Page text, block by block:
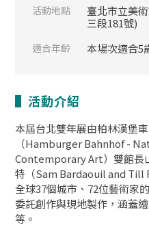
活動地點
臺北市立美
三段181號)
適合年齡 本場次適合5
▌活動介紹
本屆台北雙年展由柏林漢堡
（Hamburger Bahnhof -
Contemporary Art）雙館長
特（Sam Bardaouil and Till
全球37個城市、72位藝術家
委託創作與現地製作，涵蓋
等。